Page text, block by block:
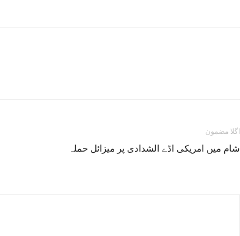
اگلا مضمون
شام میں امریکی اڈے الشدادی پر میزائل حملہ